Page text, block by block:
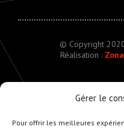
Gérer le
Pour offrir les meilleures
© Copyright
Réalisation :